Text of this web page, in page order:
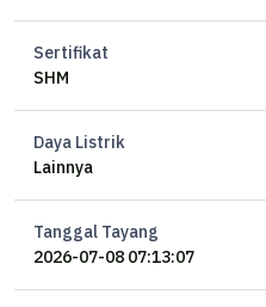
Sertifikat
SHM
Daya Listrik
Lainnya
Tanggal Tayang
2026-07-08 07:13:07